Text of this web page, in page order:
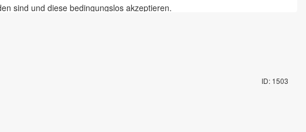
sind und diese bedingungslos akzeptieren.
abzugeben und die Artikel auf dem Auktionsgelände nach
ID: 1503